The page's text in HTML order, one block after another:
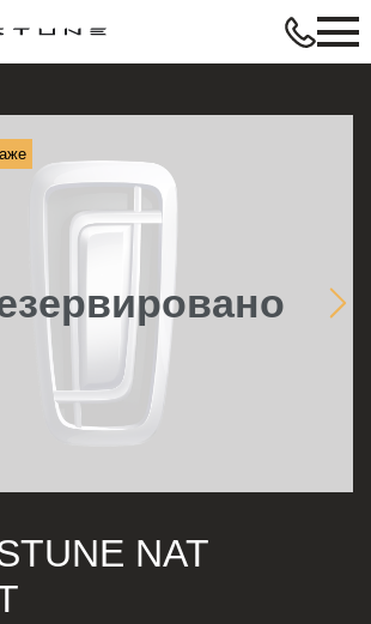
ритме
жизни
NAT